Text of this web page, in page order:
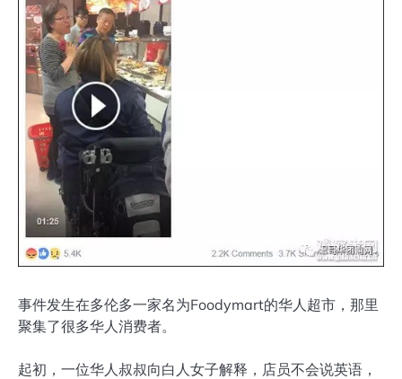
事件发生在多伦多一家名为Foodymart的华人超市，那里
聚集了很多华人消费者。
起初，一位华人叔叔向白人女子解释，店员不会说英语，